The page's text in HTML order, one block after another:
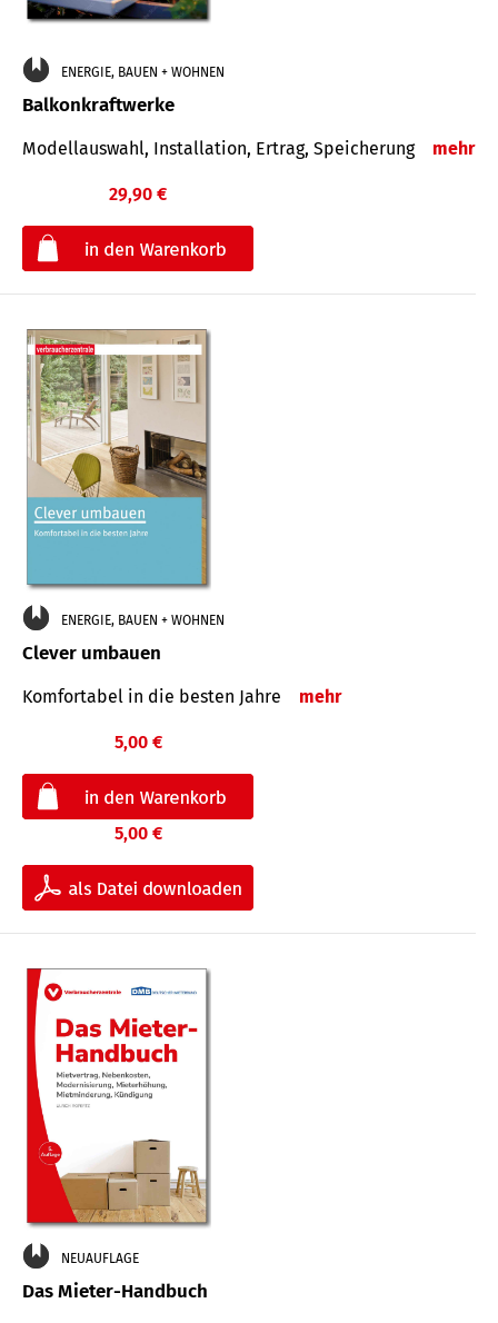
ENERGIE, BAUEN + WOHNEN
Balkonkraftwerke
Modellauswahl, Installation, Ertrag, Speicherung mehr
29,90 €
ENERGIE, BAUEN + WOHNEN
Clever umbauen
Komfortabel in die besten Jahre mehr
5,00 €
5,00 €
NEUAUFLAGE
Das Mieter-Handbuch